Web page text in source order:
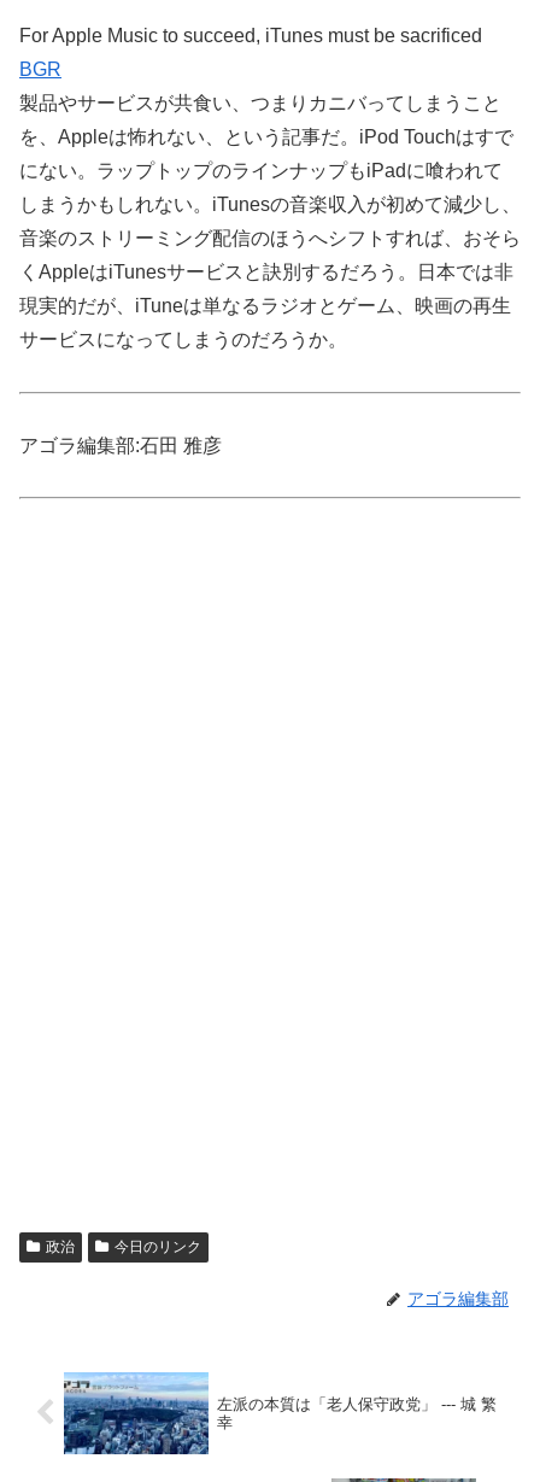
For Apple Music to succeed, iTunes must be sacrificed
BGR
製品やサービスが共食い、つまりカニバってしまうこと
を、Appleは怖れない、という記事だ。iPod Touchはすで
にない。ラップトップのラインナップもiPadに喰われて
しまうかもしれない。iTunesの音楽収入が初めて減少し、
音楽のストリーミング配信のほうへシフトすれば、おそら
くAppleはiTunesサービスと訣別するだろう。日本では非
現実的だが、iTuneは単なるラジオとゲーム、映画の再生
サービスになってしまうのだろうか。
アゴラ編集部:石田 雅彦
政治 今日のリンク
アゴラ編集部
左派の本質は「老人保守政党」 --- 城 繁
幸